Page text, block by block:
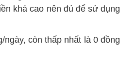
khá cao nên đủ để sử dụng
còn thấp nhất là 0 đồng